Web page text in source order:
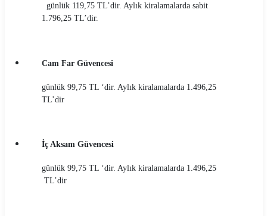
günlük 119,75 TL’dir. Aylık kiralamalarda sabit
1.796,25 TL’dir.
Cam Far Güvencesi
günlük 99,75 TL ‘dir. Aylık kiralamalarda 1.496,25
TL’dir
İç Aksam Güvencesi
günlük 99,75 TL ‘dir. Aylık kiralamalarda 1.496,25
TL’dir